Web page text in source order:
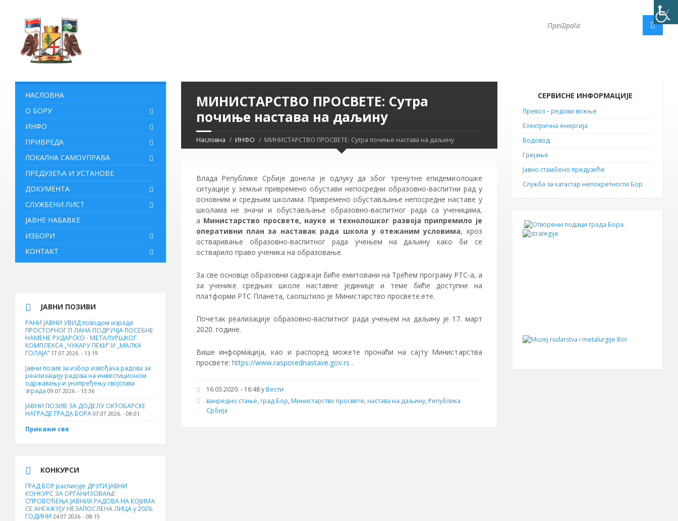
МИНИСТАРСТВО ПРОСВЕТЕ: Сутра
почиње настава на даљину
Насловна ИНФО МИНИСТАРСТВО ПРОСВЕТЕ: Сутра почиње настава на даљину
Влада Републике Србије донела је одлуку да због тренутне епидемиолошке
ситуације у земљи привремено обустави непосредни образовно-васпитни рад у
основним и средњим школама. Привремено обустављање непосредне наставе у
школама не значи и обустављање образовно-васпитног рада са ученицима,
а Министарство просвете, науке и технолошког развоја припремило је
оперативни план за наставак рада школа у отежаним условима, кроз
остваривање образовно-васпитног рада учењем на даљину како би се
остварило право ученика на образовање.
За све основце образовни садржаји биће емитовани на Трећем програму РТС-а, а
за ученике средњих школе наставне јединице и теме биће доступне на
платформи РТС Планета, саопштило је Министарство просвете.ете.
Почетак реализације образовно-васпитног рада учењем на даљину је 17. март
2020. године.
Више информација, као и распоред можете пронаћи на сајту Министарства
просвете: https://www.rasporednastave.gov.rs .
16.03.2020. - 16:48 уВести
ванредно стање,град Бор,Министарство просвете,настава на даљину,Република
Србија
НАСЛОВНА
О БОРУ
ИНФО
ПРИВРЕДА
ЛОКАЛНА САМОУПРАВА
ПРЕДУЗЕЋА И УСТАНОВЕ
ДОКУМЕНТА
СЛУЖБЕНИ ЛИСТ
ЈАВНЕ НАБАВКЕ
ИЗБОРИ
КОНТАКТ
ЈАВНИ ПОЗИВИ
РАНИ ЈАВНИ УВИД поводом израде
ПРОСТОРНОГ П ЛАНА ПОДРУЧЈА ПОСЕБНЕ
НАМЕНЕ РУДАРСКО - МЕТАЛУРШКОГ
КОМПЛЕКСА „ЧУКАРУ ПЕКИ” И „МАЛКА
ГОЛАЈА” 17.07.2026. - 13:19
Јавни позив за избор извођача радова за
реализацију радова на инвестиционом
одржавању и унапређењу својстава
зграда 09.07.2026. - 13:36
ЈАВНИ ПОЗИВ ЗА ДОДЕЛУ ОКТOБАРСКЕ
НАГРАДЕ ГРАДА БОРА 07.07.2026. - 08:01
Прикажи све
КОНКУРСИ
ГРАД БОР расписује ДРУГИ ЈАВНИ
КОНКУРС ЗА ОРГАНИЗОВАЊЕ
СПРОВОЂЕЊА ЈАВНИХ РАДОВА НА КОЈИМА
СЕ АНГАЖУЈУ НЕЗАПОСЛЕНА ЛИЦА у 2026.
ГОДИНИ 24.07.2026. - 08:15
СЕРВИСНЕ ИНФОРМАЦИЈЕ
Превоз – редови вожње
Електрична енергија
Водовод
Грејање
Јавно стамбено предузеће
Служба за катастар непокретности Бор